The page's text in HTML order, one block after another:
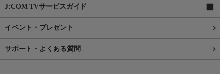
J:COM TVサービスガイド
イベント・プレゼント
サポート・よくある質問